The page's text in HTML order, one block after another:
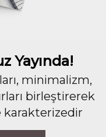
Yayında!
minimalizm,
birleştirerek
karakterizedir